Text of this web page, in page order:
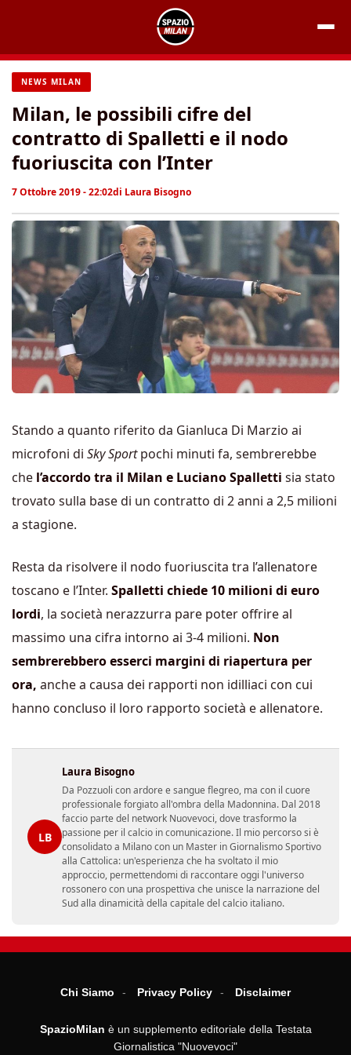
contenuto
NEWS MILAN
Milan, le possibili cifre del
contratto di Spalletti e il nodo
fuoriuscita con l’Inter
7 Ottobre 2019 - 22:02di Laura Bisogno
Stando a quanto riferito da Gianluca Di Marzio ai
microfoni di Sky Sportpochi minuti fa, sembrerebbe
che l’accordo tra il Milan e Luciano Spalletti sia stato
trovato sulla base di un contratto di 2 anni a 2,5 milioni
a stagione.
Resta da risolvere il nodo fuoriuscita tra l’allenatore
toscano e l’Inter. Spalletti chiede 10 milioni di euro
lordi, la società nerazzurra pare poter offrire al
massimo una cifra intorno ai 3-4 milioni. Non
sembrerebbero esserci margini di riapertura per
ora, anche a causa dei rapporti non idilliaci con cui
hanno concluso il loro rapporto società e allenatore.
LB
Laura Bisogno
Da Pozzuoli con ardore e sangue flegreo, ma con il cuore
professionale forgiato all'ombra della Madonnina. Dal 2018
faccio parte del network Nuovevoci, dove trasformo la
passione per il calcio in comunicazione. Il mio percorso si è
consolidato a Milano con un Master in Giornalismo Sportivo
alla Cattolica: un'esperienza che ha svoltato il mio
approccio, permettendomi di raccontare oggi l'universo
rossonero con una prospettiva che unisce la narrazione del
Sud alla dinamicità della capitale del calcio italiano.
Chi Siamo Privacy Policy Disclaimer
SpazioMilan è un supplemento editoriale della Testata
Giornalistica "Nuovevoci"